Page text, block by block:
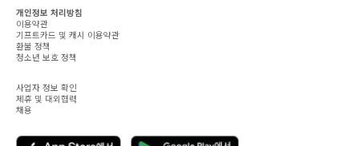
개인정보 처리방침
이용약관
기프트카드 및 캐시 이용약관
환불 정책
청소년 보호 정책
사업자 정보 확인
제휴 및 대외협력
채용